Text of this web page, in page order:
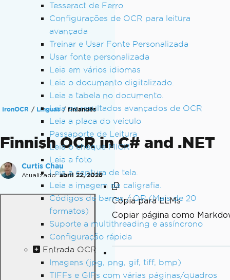
Tesseract de Ferro
Configurações de OCR para leitura
avançada
Treinar e Usar Fonte Personalizada
Usar fonte personalizada
Leia em vários idiomas
Leia o documento digitalizado.
Leia a tabela no documento.
Leia os resultados avançados de OCR
Leia a placa do veículo
Passaporte de Leitura
Leia o cheque MICR
Leia a foto
Leia a captura de tela.
Leia a imagem da caligrafia.
Códigos de barras / QR (Mais de 20
formatos)
Suporte a multithreading e assíncrono
Configuração rápida
Entrada OCR
Imagens (jpg, png, gif, tiff, bmp)
TIFFs e GIFs com várias páginas/quadros
IronOCR Línguas finlandês
Finnish OCR in C# and .NET
Curtis Chau
Atualizado: abril 22, 2026
Cópia para LLMs
Copiar página como